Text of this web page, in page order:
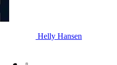
Helly Hansen